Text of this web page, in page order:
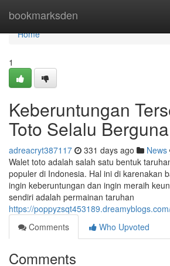
bookmarksden
Home
Home
1
Keberuntungan
Toto Selalu Berguna
adreacryt387117 331 days ago News
Walet toto adalah salah satu bentuk
populer di Indonesia. Hal ini di karenakan
ingin keberuntungan dan ingin meraih
sendiri adalah permainan taruhan
https://
Comments
Who Upvoted
Comments